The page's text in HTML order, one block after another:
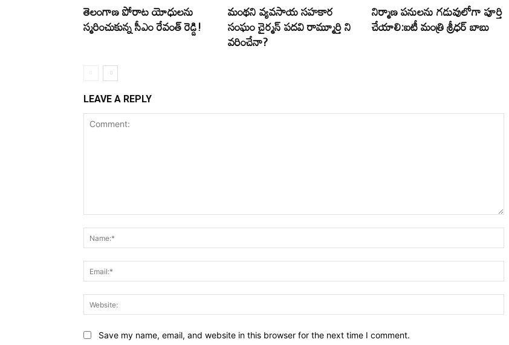
తెలంగాణ పోరాట యోధులను
స్మరించుకున్న సీఎం రేవంత్ రెడ్డి!
మంథని వ్యవసాయ సహకార
సంఘం చైర్మన్ పదవి రామ్మూర్తి ని
వరించేనా?
నిర్మాణ పనులను గడువులోగా పూర్తి
చేయాలి:ఐటీ మంత్రి శ్రీధర్ బాబు
LEAVE A REPLY
Save my name, email, and website in this browser for the next time I comment.